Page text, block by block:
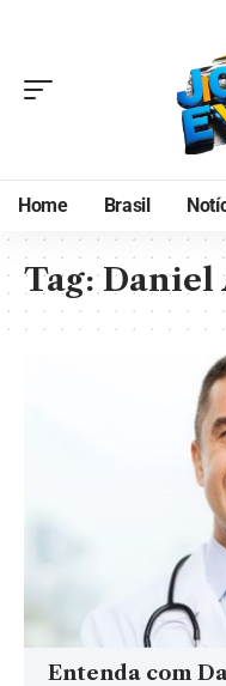
Home Brasil
Tag:Daniel
Entenda com